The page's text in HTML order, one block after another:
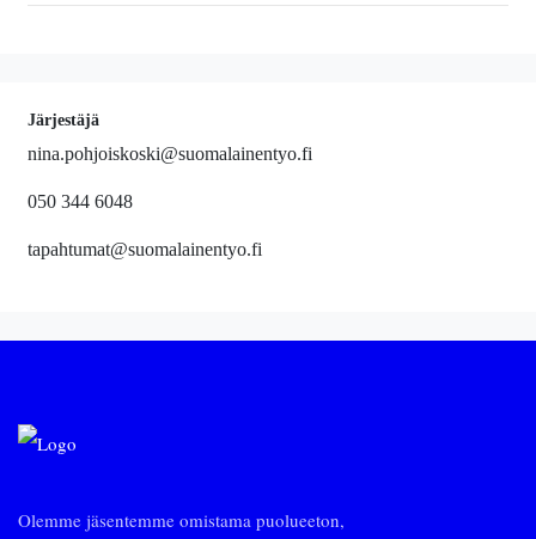
Järjestäjä
nina.pohjoiskoski@suomalainentyo.fi
050 344 6048
tapahtumat@suomalainentyo.fi
Olemme jäsentemme omistama puolueeton,